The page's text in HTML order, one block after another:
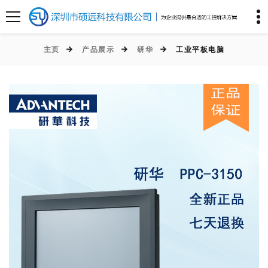
主页 产品展示 研华 工业平板电脑